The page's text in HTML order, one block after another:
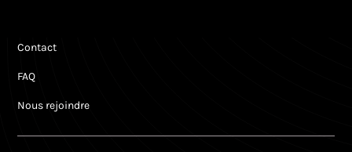
Contact
FAQ
Nous rejoindre